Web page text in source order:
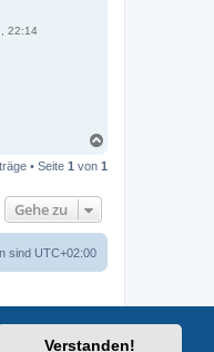
Verstanden!
22:14
c
• Seite 1 von 1
Gehe zu
sind UTC+02:00